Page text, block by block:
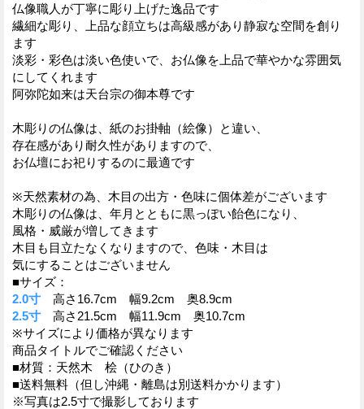
仏像職人が丁寧に彫り上げた逸品です
繊細な彫り、上品な顔立ちは高級感があり静寂な空間を創り
ます
淡彩・彩色は淡い色使いで、お仏像を上品で華やかな雰囲気
にしてくれます
阿弥陀如来は天台宗の御本尊です
木彫りの仏像は、紙のお掛軸（絵像）と違い、
存在感があり耐久性がありますので、
お仏壇にお祀りするのに最適です
※天然素材の為、木目の出方・色味に個体差がございます
木彫りの仏像は、年月とともに黒っぽい飴色になり、
風格・威厳が増してきます
木目も目立たなくなりますので、色味・木目は
気にすることはございません
■サイズ：
2.0寸 高さ16.7cm 幅9.2cm 奥8.9cm
2.5寸 高さ21.5cm 幅11.9cm 奥10.7cm
※サイズにより価格が異なります
商品タイトルでご確認ください
■材質：天然木 桧（ひのき）
■送料無料（但し沖縄・離島は別送料かかります）
※写真は2.5寸で撮影しております